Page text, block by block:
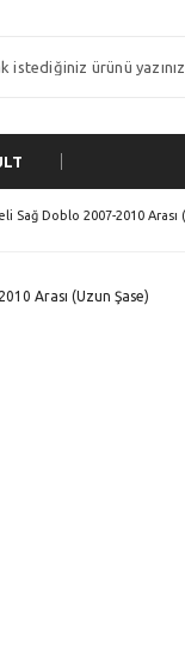
Sağ Doblo 2007-2010 Arası